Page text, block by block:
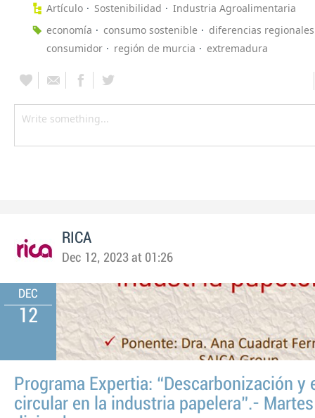
Artículo Sostenibilidad
Industria Agroalimentaria
economía
consumo sostenible
diferencias regionales
consumidor
región de murcia extremadura
RICA
Dec 12, 2023 at 01:26
DEC
12
Programa Expertia: “Descarbonización y
circular en la industria papelera”.-